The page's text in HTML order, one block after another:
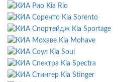
Kia Rio
Kia Sorento
Kia Sportage
Kia Mohave
Kia Soul
Kia Spectra
Kia Stinger